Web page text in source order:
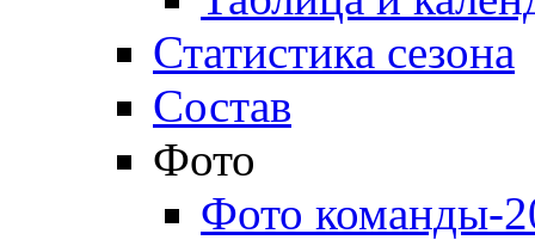
Статистика сезона
Состав
Фото
Фото команды-